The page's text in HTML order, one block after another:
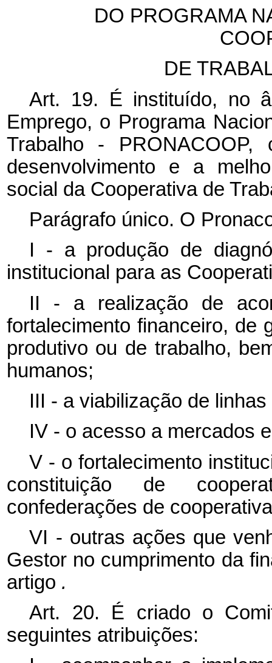
DO PROGRAMA
DE
Art. 19. É instituído, no
Emprego, o Programa
Trabalho -
desenvolvimento e a
social da Cooperativa de
Parágrafo único. O
I - a produção de
institucional para as
II - a realização de
fortalecimento financeiro, de
produtivo ou de trabalho,
humanos;
III - a viabilização de
IV - o acesso a mercados
V - o fortalecimento
constituição de
confederações de
VI - outras ações que
Gestor no cumprimento da
artigo .
Art. 20. É criado o
seguintes atribuições: